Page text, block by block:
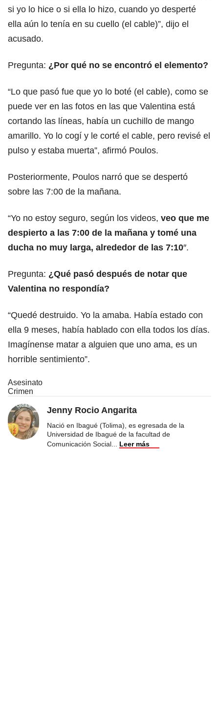
si yo lo hice o si ella lo hizo, cuando yo desperté
ella aún lo tenía en su cuello (el cable)”, dijo el
acusado.
Pregunta: ¿Por qué no se encontró el elemento?
“Lo que pasó fue que yo lo boté (el cable), como se
puede ver en las fotos en las que Valentina está
cortando las líneas, había un cuchillo de mango
amarillo. Yo lo cogí y le corté el cable, pero revisé el
pulso y estaba muerta”, afirmó Poulos.
Posteriormente, Poulos narró que se despertó
sobre las 7:00 de la mañana.
“Yo no estoy seguro, según los videos, veo que me
despierto a las 7:00 de la mañana y tomé una
ducha no muy larga, alrededor de las 7:10″.
Pregunta: ¿Qué pasó después de notar que
Valentina no respondía?
“Quedé destruido. Yo la amaba. Había estado con
ella 9 meses, había hablado con ella todos los días.
Imagínense matar a alguien que uno ama, es un
horrible sentimiento”.
Asesinato
Crimen
Jenny Rocio Angarita
Nació en Ibagué (Tolima), es egresada de la
Universidad de Ibagué de la facultad de
Comunicación Social
Leer más